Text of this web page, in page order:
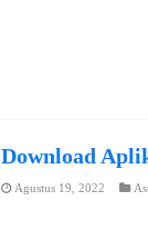
Download
Agustus 19, 2022